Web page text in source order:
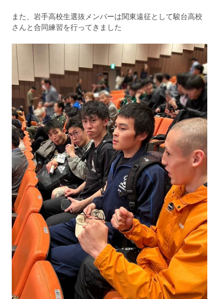
また、岩手高校生選抜メンバーは関東遠征として駿台高校
さんと合同練習を行ってきました